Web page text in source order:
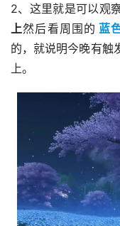
2、这里就是可以观
上然后看周围的 蓝
的，就说明今晚有触
上。